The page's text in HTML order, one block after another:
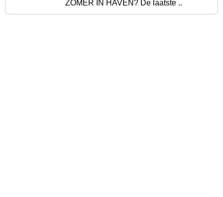
ZOMER IN HAVEN? De laatste ..